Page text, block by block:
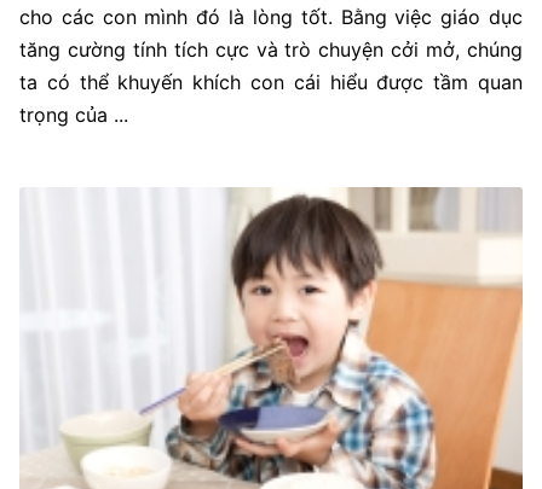
cho các con mình đó là lòng tốt. Bằng việc giáo dục
tăng cường tính tích cực và trò chuyện cởi mở, chúng
ta có thể khuyến khích con cái hiểu được tầm quan
trọng của ...